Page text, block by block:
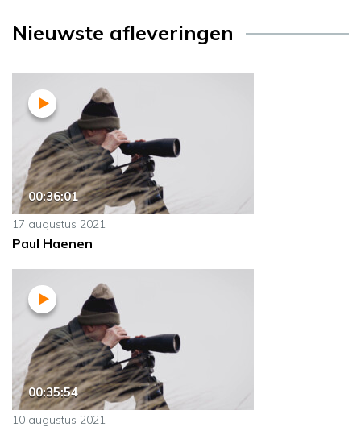
Nieuwste afleveringen
00:36:01
17 augustus 2021
Paul Haenen
00:35:54
10 augustus 2021